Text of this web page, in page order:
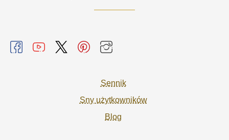
Sennik
Sny użytkowników
Blog